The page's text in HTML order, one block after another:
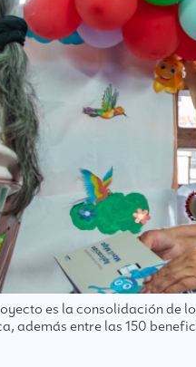
es la consolidación de
además entre las 150